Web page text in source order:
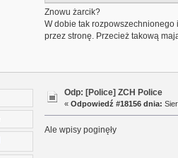
Znowu żarcik?
W dobie tak rozpowszechnionego
przez stronę. Przecież takową
Odp: [Police] ZCH Police
«Odpowiedź #18156 dnia:
Ale wpisy poginęły